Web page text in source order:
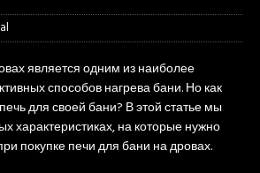
является одним из наиболее
способов нагрева бани. Но как
для своей бани? В этой статье мы
характеристиках, на которые нужно
покупке печи для бани на дровах.